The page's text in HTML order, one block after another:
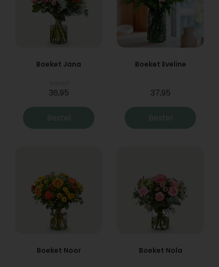
Boeket Jana
36,95
Bestel
Boeket Eveline
37,95
Bestel
Boeket Noor Boeket Nola